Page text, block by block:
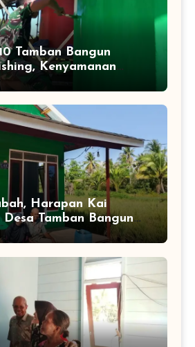
Tamban Bangun
Kenyamanan
Bertambah
Harapan Kai
Tamban Bangun